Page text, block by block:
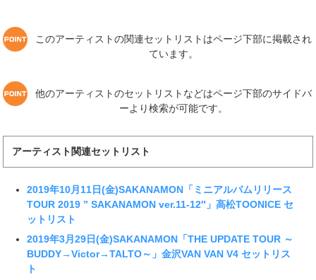
このアーティストの関連セットリストはページ下部に掲載され
ています。
他のアーティストのセットリストなどはページ下部のサイドバ
ーより検索が可能です。
アーティスト関連セットリスト
2019年10月11日(金)SAKANAMON「ミニアルバムリリース
TOUR 2019 ” SAKANAMON ver.11-12″」高松TOONICE セ
ットリスト
2019年3月29日(金)SAKANAMON「THE UPDATE TOUR ～
BUDDY→Victor→TALTO～」金沢VAN VAN V4 セットリス
ト